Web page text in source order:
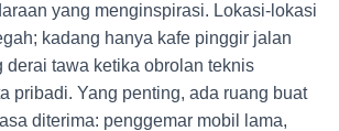
yang menginspirasi. Lokasi-lokasi
kadang hanya kafe pinggir jalan
derai tawa ketika obrolan teknis
pribadi. Yang penting, ada ruang buat
diterima: penggemar mobil lama,